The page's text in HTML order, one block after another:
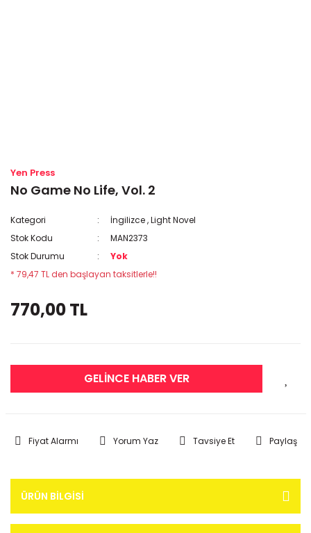
Yen Press
No Game No Life, Vol. 2
Kategori İngilizce,Light Novel
Stok Kodu
MAN2373
Stok Durumu
Yok
* 79,47 TL den başlayan taksitlerle!!
770,00 TL
GELİNCE HABER VER
Fiyat Alarmı Yorum Yaz Tavsiye Et Paylaş
ÜRÜN BILGISI